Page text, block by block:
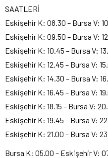
SAATLERİ
Eskişehir K: 08.30 – Bursa V:
Eskişehir K: 09.50 – Bursa V:
Eskişehir K: 10.45 – Bursa V:
Eskişehir K: 12.45 – Bursa V:
Eskişehir K: 14.30 – Bursa V:
Eskişehir K: 16.45 – Bursa V:
Eskişehir K: 18.15 – Bursa V:
Eskişehir K: 19.45 – Bursa V:
Eskişehir K: 21.00 – Bursa V:
Bursa K: 05.00 – Eskişehir V: